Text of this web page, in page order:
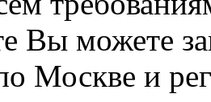
Вы можете
Москве и